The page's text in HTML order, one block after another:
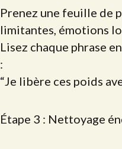
Prenez une feuille de
limitantes, émotions
Lisez chaque phrase
:
“Je libère ces poids
Étape 3 : Nettoyage